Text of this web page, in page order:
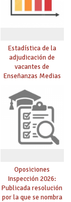
Estadística de la
adjudicación de
vacantes de
Enseñanzas Medias
Oposiciones
Inspección 2026:
Publicada resolución
por la que se nombra